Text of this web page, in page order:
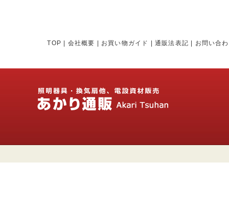
TOP 会社概要 お買い物ガイド 通販法表記 お問い合